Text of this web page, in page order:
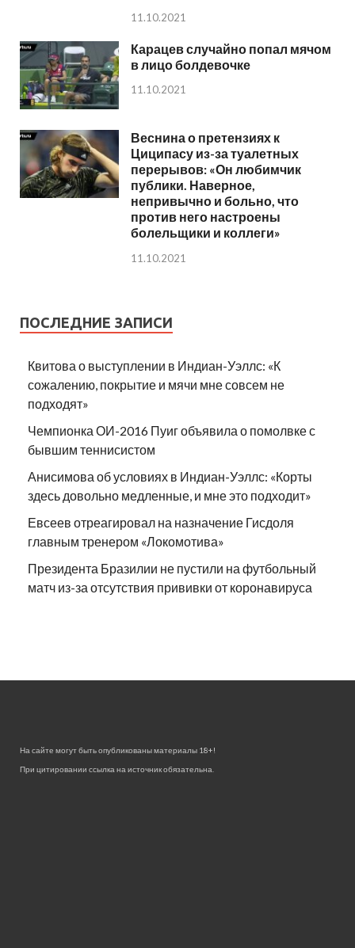
11.10.2021
Карацев случайно попал мячом
в лицо болдевочке
11.10.2021
Веснина о претензиях к
Циципасу из-за туалетных
перерывов: «Он любимчик
публики. Наверное,
непривычно и больно, что
против него настроены
болельщики и коллеги»
11.10.2021
ПОСЛЕДНИЕ ЗАПИСИ
Квитова о выступлении в Индиан-Уэллс: «К
сожалению, покрытие и мячи мне совсем не
подходят»
Чемпионка ОИ-2016 Пуиг объявила о помолвке с
бывшим теннисистом
Анисимова об условиях в Индиан-Уэллс: «Корты
здесь довольно медленные, и мне это подходит»
Евсеев отреагировал на назначение Гисдоля
главным тренером «Локомотива»
Президента Бразилии не пустили на футбольный
матч из-за отсутствия прививки от коронавируса
На сайте могут быть опубликованы материалы 18+!
При цитировании ссылка на источник обязательна.